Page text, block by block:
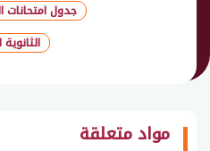
جدول امتحانات
الثانوية
مواد متعلقة